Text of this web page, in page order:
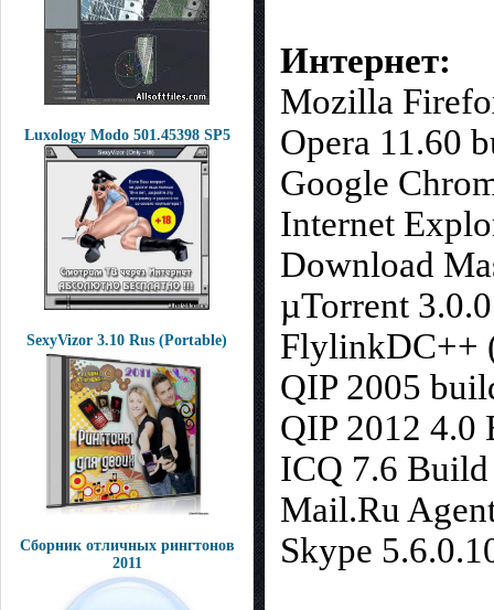
Luxology Modo 501.45398 SP5
SexyVizor 3.10 Rus (Portable)
Сборник отличных рингтонов
2011
Интернет:
Mozilla
Opera 11.60
Google
Internet
Download
µTorrent
FlylinkDC++
QIP 2005
QIP 2012 4.0
ICQ 7.6
Mail.Ru
Skype